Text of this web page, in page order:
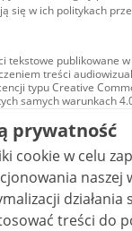
się w ich politykach
tekstowe publikowane
treści
typu Creative
samych warunkach
audiowizualne, w
i wideo, są udostępniane
Commons: uznanie
- bez utworów
4.0), o ile nie jest to
prywatność
cookie w celu
naszej
działania strony.
treści do